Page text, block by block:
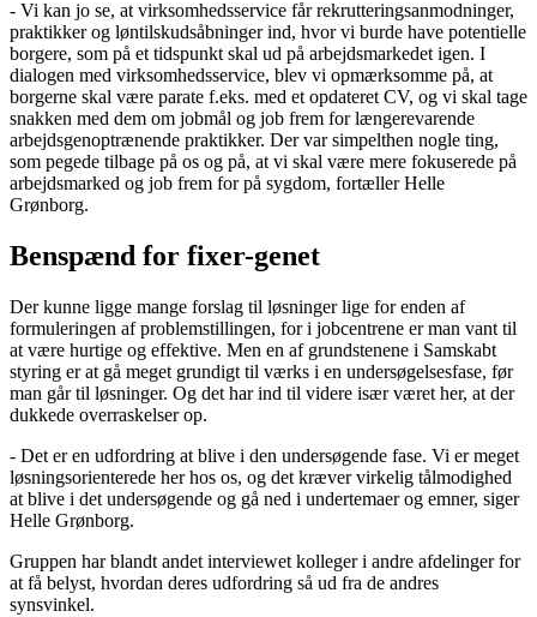
- Vi kan jo se, at virksomhedsservice får rekrutteringsanmodninger,
praktikker og løntilskudsåbninger ind, hvor vi burde have potentielle
borgere, som på et tidspunkt skal ud på arbejdsmarkedet igen. I
dialogen med virksomhedsservice, blev vi opmærksomme på, at
borgerne skal være parate f.eks. med et opdateret CV, og vi skal tage
snakken med dem om jobmål og job frem for længerevarende
arbejdsgenoptrænende praktikker. Der var simpelthen nogle ting,
som pegede tilbage på os og på, at vi skal være mere fokuserede på
arbejdsmarked og job frem for på sygdom, fortæller Helle
Grønborg.
Benspænd for fixer-genet
Der kunne ligge mange forslag til løsninger lige for enden af
formuleringen af problemstillingen, for i jobcentrene er man vant til
at være hurtige og effektive. Men en af grundstenene i Samskabt
styring er at gå meget grundigt til værks i en undersøgelsesfase, før
man går til løsninger. Og det har ind til videre især været her, at der
dukkede overraskelser op.
- Det er en udfordring at blive i den undersøgende fase. Vi er meget
løsningsorienterede her hos os, og det kræver virkelig tålmodighed
at blive i det undersøgende og gå ned i undertemaer og emner, siger
Helle Grønborg.
Gruppen har blandt andet interviewet kolleger i andre afdelinger for
at få belyst, hvordan deres udfordring så ud fra de andres
synsvinkel.